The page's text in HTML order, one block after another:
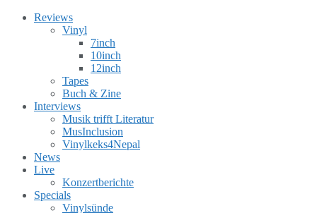
Reviews
Vinyl
7inch
10inch
12inch
Tapes
Buch & Zine
Interviews
Musik trifft Literatur
MusInclusion
Vinylkeks4Nepal
News
Live
Konzertberichte
Specials
Vinylsünde